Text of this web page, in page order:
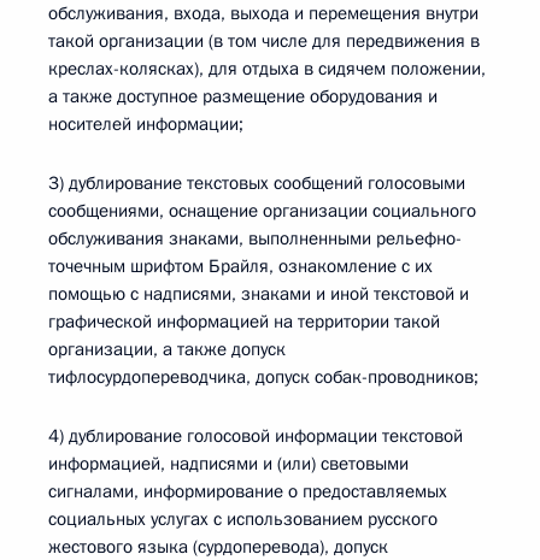
обслуживания, входа, выхода и перемещения внутри
такой организации (в том числе для передвижения в
креслах-колясках), для отдыха в сидячем положении,
а также доступное размещение оборудования и
носителей информации;
3) дублирование текстовых сообщений голосовыми
сообщениями, оснащение организации социального
обслуживания знаками, выполненными рельефно-
точечным шрифтом Брайля, ознакомление с их
помощью с надписями, знаками и иной текстовой и
графической информацией на территории такой
организации, а также допуск
тифлосурдопереводчика, допуск собак-проводников;
4) дублирование голосовой информации текстовой
информацией, надписями и (или) световыми
сигналами, информирование о предоставляемых
социальных услугах с использованием русского
жестового языка (сурдоперевода), допуск